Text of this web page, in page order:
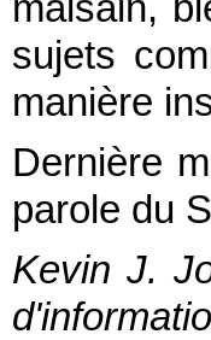
sujets
manière
Dernière
parole du
Kevin J.